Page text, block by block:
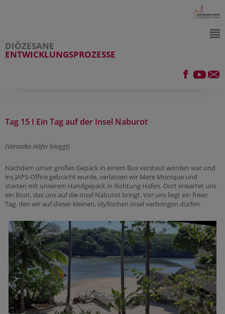
DIÖZESANE
ENTWICKLUNGSPROZESSE
Tag 15 I Ein Tag auf der Insel Naburot
(Veronika Höfer bloggt)
Nachdem unser großes Gepäck in einem Bus verstaut worden war und
ins JAPS-Office gebracht wurde, verlassen wir Mere Monique und
starten mit unserem Handgepäck in Richtung Hafen. Dort erwartet uns
ein Boot, das uns auf die Insel Naburot bringt. Vor uns liegt ein freier
Tag, den wir auf dieser kleinen, idyllischen Insel verbringen dürfen.